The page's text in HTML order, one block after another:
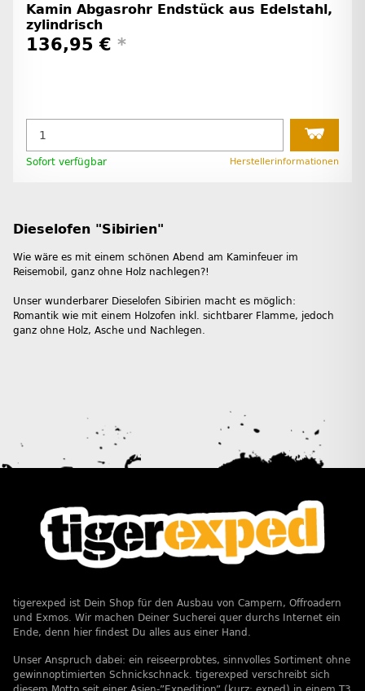
Kamin Abgasrohr Endstück aus Edelstahl,
zylindrisch
136,95 € *
Sofort verfügbar Herstellerinformationen
Dieselofen "Sibirien"
Wie wäre es mit einem schönen Abend am Kaminfeuer im
Reisemobil, ganz ohne Holz nachlegen?!
Unser wunderbarer Dieselofen Sibirien macht es möglich:
Romantik wie mit einem Holzofen inkl. sichtbarer Flamme, jedoch
ganz ohne Holz, Asche und Nachlegen.
tigerexped ist Dein Shop für den Ausbau von Campern, Offroadern
und Exmos. Wir machen Deiner Sucherei quer durchs Internet ein
Ende, denn hier findest Du alles aus einer Hand.
Unser Anspruch dabei: ein reiseerprobtes, sinnvolles Sortiment ohne
gewinnoptimierten Schnickschnack. tigerexped verschreibt sich